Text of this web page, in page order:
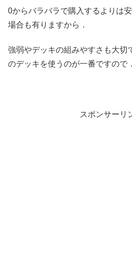
0からバラバラで購入するよりは
場合も有りますから．
強弱やデッキの組みやすさも大切
のデッキを使うのが一番ですので．
スポンサーリ